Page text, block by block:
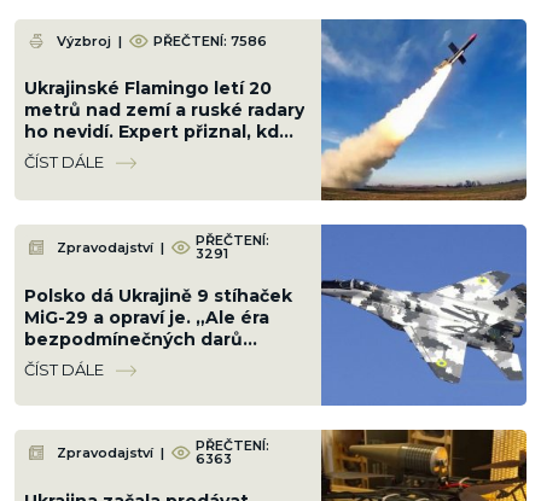
Výzbroj | PŘEČTENÍ: 7586
Ukrajinské Flamingo letí 20
metrů nad zemí a ruské radary
ho nevidí. Expert přiznal, kdo
Kyjevu pomáhá s naváděním
ČÍST DÁLE
Zpravodajství | PŘEČTENÍ:
3291
Polsko dá Ukrajině 9 stíhaček
MiG-29 a opraví je. „Ale éra
bezpodmínečných darů
skončila,“ vzkázala Varšava
ČÍST DÁLE
Zpravodajství | PŘEČTENÍ:
6363